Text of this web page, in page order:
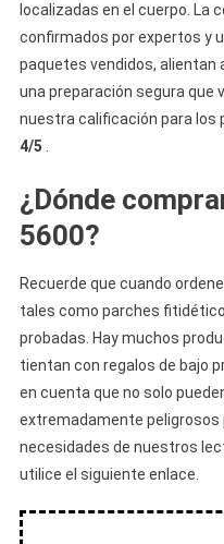
localizadas en el cuerpo. La
confirmados por expertos y
paquetes vendidos, alientan
una preparación segura que
nuestra calificación para los
4/5
¿Dónde
5600?
Recuerde que cuando
tales como parches
probadas. Hay muchos
tientan con regalos de bajo
en cuenta que no solo
extremadamente peligrosos
necesidades de nuestros
utilice el siguiente enlace.